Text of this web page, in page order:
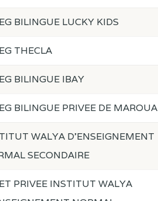
BILINGUE LUCKY KIDS
THECLA
BILINGUE IBAY
BILINGUE PRIVEE DE MAROUA
WALYA D'ENSEIGNEMENT
SECONDAIRE
PRIVEE INSTITUT WALYA